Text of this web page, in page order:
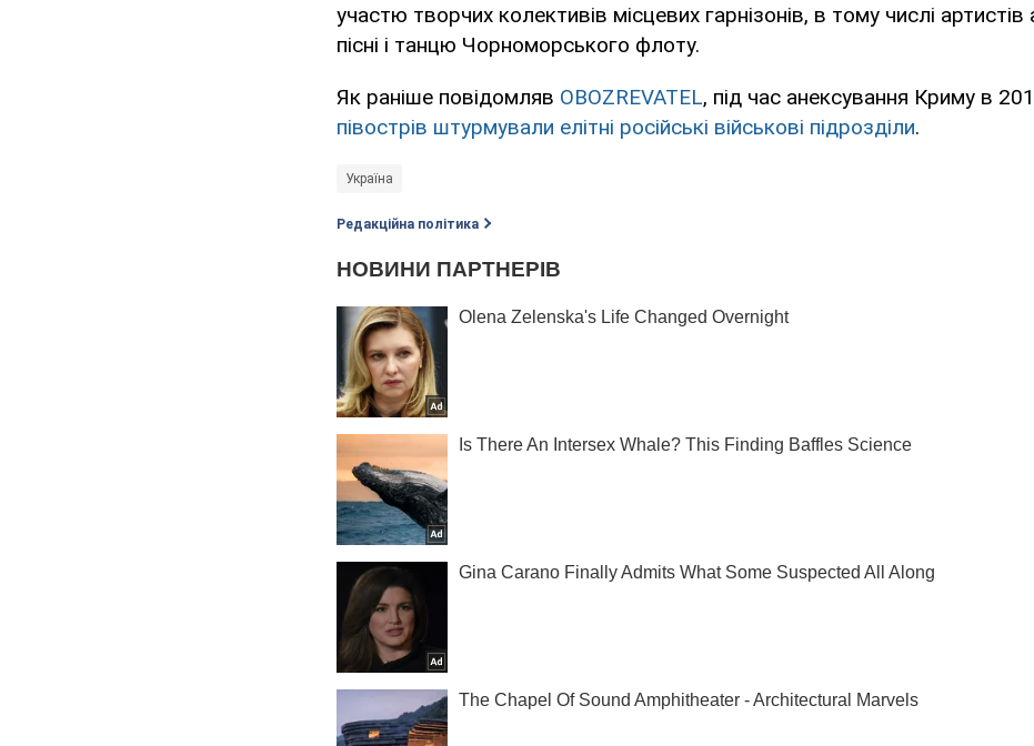
участю творчих колективів місцевих гарнізонів, в тому числі
пісні і танцю Чорноморського флоту.
Як раніше повідомляв OBOZREVATEL, під час анексування Криму в
півострів штурмували елітні російські військові підрозділи.
Україна
Редакційна політика